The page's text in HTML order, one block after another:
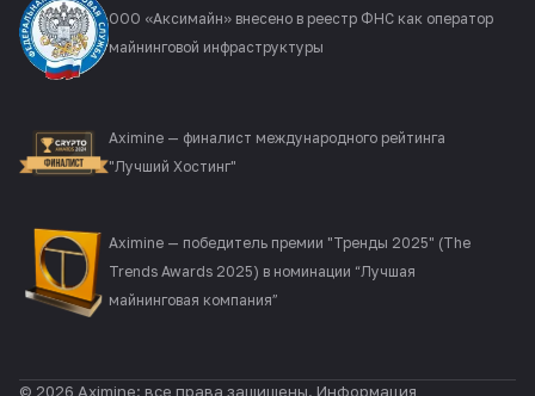
ООО «Аксимайн» внесено в реестр ФНС как оператор
майнинговой инфраструктуры
Aximine — финалист международного рейтинга
"Лучший Хостинг"
Aximine — победитель премии "Тренды 2025" (The
Trends Awards 2025) в номинации “Лучшая
майнинговая компания”
© 2026 Aximine: все права защищены. Информация,